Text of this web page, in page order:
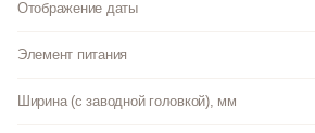
Отображение даты
Элемент питания
Ширина (с заводной головкой), мм